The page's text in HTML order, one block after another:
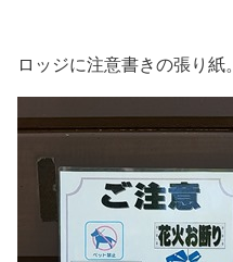
ロッジに注意書きの張り紙。